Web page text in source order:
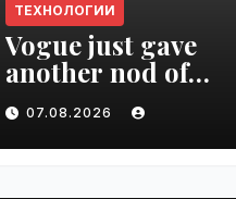
ТЕХНОЛОГИИ
Vogue just gave
another nod of
approval to the tech
world | VseTime.ru
07.08.2026